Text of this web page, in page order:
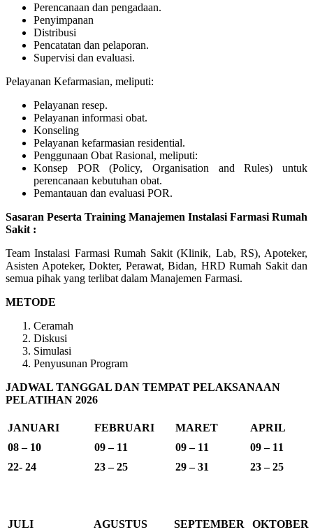
Perencanaan dan pengadaan.
Penyimpanan
Distribusi
Pencatatan dan pelaporan.
Supervisi dan evaluasi.
Pelayanan Kefarmasian, meliputi:
Pelayanan resep.
Pelayanan informasi obat.
Konseling
Pelayanan kefarmasian residential.
Penggunaan Obat Rasional, meliputi:
Konsep POR (Policy, Organisation and Rules) untuk
perencanaan kebutuhan obat.
Pemantauan dan evaluasi POR.
Sasaran Peserta Training Manajemen Instalasi Farmasi Rumah
Sakit :
Team Instalasi Farmasi Rumah Sakit (Klinik, Lab, RS), Apoteker,
Asisten Apoteker, Dokter, Perawat, Bidan, HRD Rumah Sakit dan
semua pihak yang terlibat dalam Manajemen Farmasi.
METODE
Ceramah
Diskusi
Simulasi
Penyusunan Program
JADWAL TANGGAL DAN TEMPAT PELAKSANAAN
PELATIHAN 2026
JANUARI FEBRUARI MARET
APRIL
08 – 10
09 – 11 09 – 11
09 – 11
22- 24
23 – 25 29 – 31 23 – 25
JULI AGUSTUS SEPTEMBER OKTOBER